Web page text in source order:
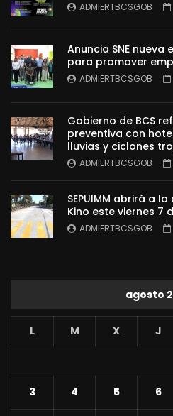
ADMIERTBCSGOB
Anuncia SNE nueva
para promover
ADMIERTBCSGOB
Gobierno de BCS
preventiva con
lluvias y ciclones
ADMIERTBCSGOB
SEPUIMM abrirá a
Kino este viernes 7
ADMIERTBCSGOB
agosto
L M X J
3 4 5 6